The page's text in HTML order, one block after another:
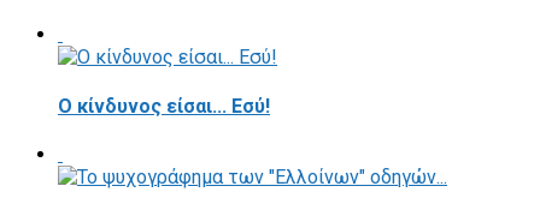
Ο κίνδυνος είσαι... Εσύ!